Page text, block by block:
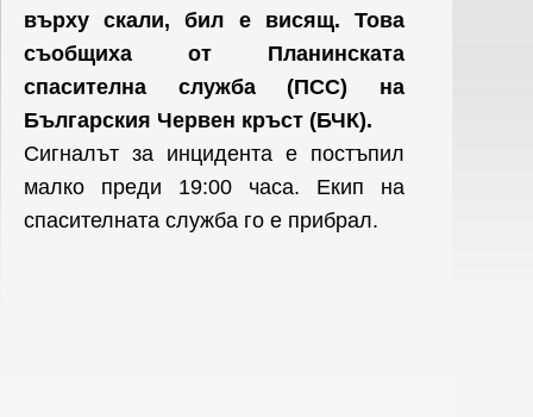
върху скали, бил е висящ. Това
съобщиха от Планинската
спасителна служба (ПСС) на
Българския Червен кръст (БЧК).
Сигналът за инцидента е постъпил
малко преди 19:00 часа. Екип на
спасителната служба го е прибрал.